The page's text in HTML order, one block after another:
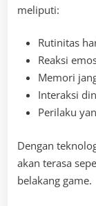
meliputi:
Rutinitas
Reaksi
Memori
Interaksi
Perilaku
Dengan
akan terasa
belakang game.